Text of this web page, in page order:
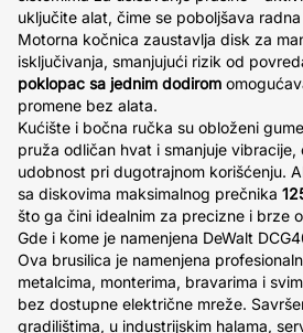
uključite alat, čime se poboljšava
Motorna kočnica zaustavlja disk za
isključivanja, smanjujući rizik od
poklopac sa jednim dodirom
promene bez alata.
Kućište i bočna ručka su obloženi
pruža odličan hvat i smanjuje vibracije,
udobnost pri dugotrajnom korišćenju.
sa diskovima maksimalnog prečnika
što ga čini idealnim za precizne i brze
Gde i kome je namenjena DeWalt
Ova brusilica je namenjena
metalcima, monterima, bravarima i
bez dostupne električne mreže.
gradilištima, u industrijskim halama,